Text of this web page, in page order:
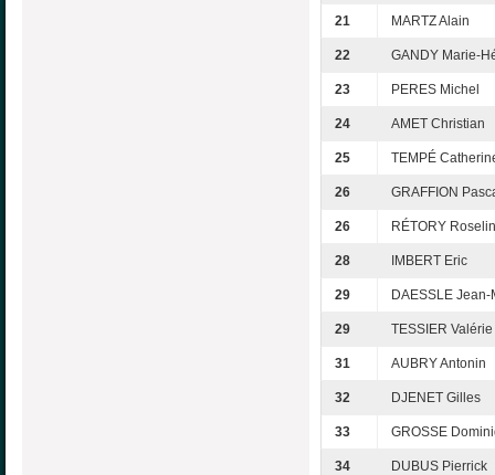
21 MARTZ Alain
22 GANDY Marie-
23 PERES Michel
24 AMET Christian
25 TEMPÉ
26 GRAFFION
26 RÉTORY
28 IMBERT Eric
29 DAESSLE Jean-
29 TESSIER Valérie
31 AUBRY Antonin
32 DJENET Gilles
33 GROSSE
34 DUBUS Pierrick